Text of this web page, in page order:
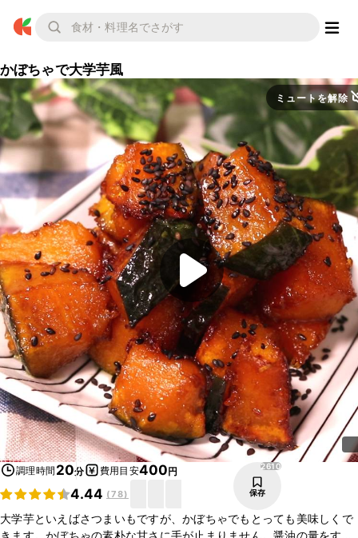
かぼちゃで大学芋風
ミュートを解除
調理時間 20分 費用目安400円
4.44 (78)
2610
保存
大学芋といえばさつまいもですが、かぼちゃでもとっても美味しくで
きます。かぼちゃの素朴な甘さに手が止まりません。醤油の量をすこ